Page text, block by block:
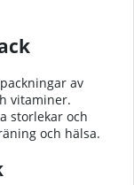
av
vitaminer.
storlekar och
och hälsa.